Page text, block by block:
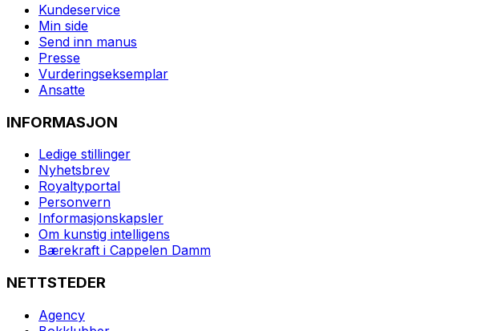
Kundeservice
Min side
Send inn manus
Presse
Vurderingseksemplar
Ansatte
INFORMASJON
Ledige stillinger
Nyhetsbrev
Royaltyportal
Personvern
Informasjonskapsler
Om kunstig intelligens
Bærekraft i Cappelen Damm
NETTSTEDER
Agency